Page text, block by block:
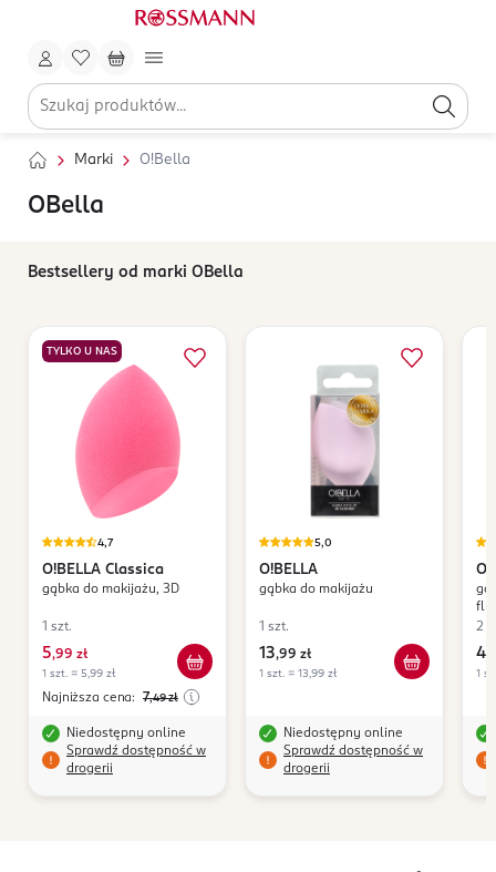
Marki O!Bella
OBella
Bestsellery od marki OBella
TYLKO U NAS
4,7
O!BELLA Classica
gąbka do makijażu, 3D
1 szt.
5,99 zł
1 szt. = 5,99 zł
Najniższa cena: 7,49 zł
Niedostępny online
Sprawdź dostępność w
drogerii
5,0
O!BELLA
gąbka do makijażu
1 szt.
13,99 zł
1 szt. = 13,99 zł
Niedostępny online
Sprawdź dostępność w
drogerii
2
4
1